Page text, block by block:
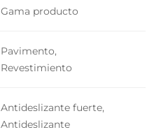
Gama producto
Pavimento,
Revestimiento
Antideslizante fuerte,
Antideslizante